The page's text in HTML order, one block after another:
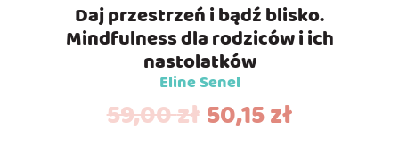
Daj przestrzeń i bądź blisko.
Mindfulness dla rodziców i ich
nastolatków
Eline Senel
59,00zł 50,15zł